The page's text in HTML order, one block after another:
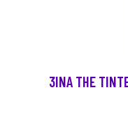
3INA THE